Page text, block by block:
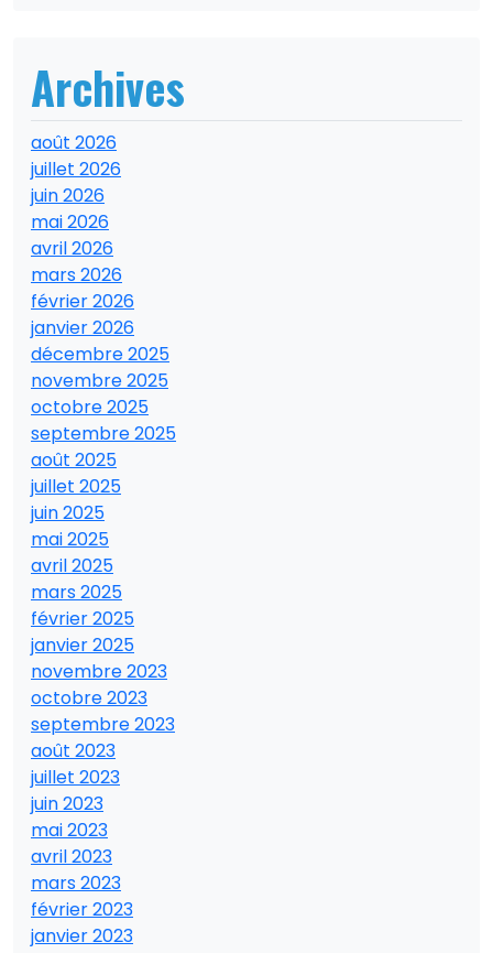
Archives
août 2026
juillet 2026
juin 2026
mai 2026
avril 2026
mars 2026
février 2026
janvier 2026
décembre 2025
novembre 2025
octobre 2025
septembre 2025
août 2025
juillet 2025
juin 2025
mai 2025
avril 2025
mars 2025
février 2025
janvier 2025
novembre 2023
octobre 2023
septembre 2023
août 2023
juillet 2023
juin 2023
mai 2023
avril 2023
mars 2023
février 2023
janvier 2023